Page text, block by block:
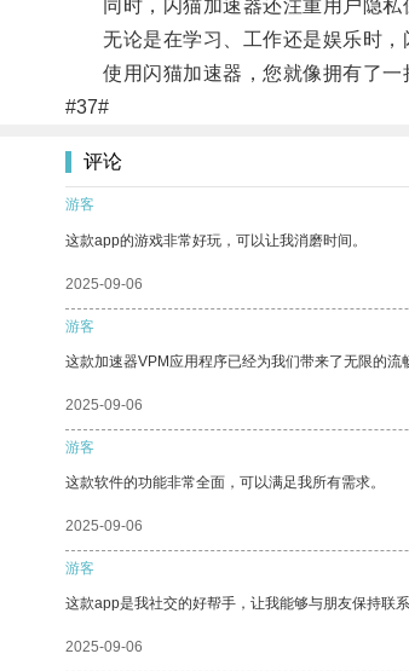
同时，闪猫加速器还注重用户隐私
无论是在学习、工作还是娱乐时，
使用闪猫加速器，您就像拥有了一
#37#
评论
游客
这款app的游戏非常好玩，可以让我消磨时间。
2025-09-06
游客
这款加速器VPM应用程序已经为我们带来了无限的流
2025-09-06
游客
这款软件的功能非常全面，可以满足我所有需求。
2025-09-06
游客
这款app是我社交的好帮手，让我能够与朋友保持联系
2025-09-06